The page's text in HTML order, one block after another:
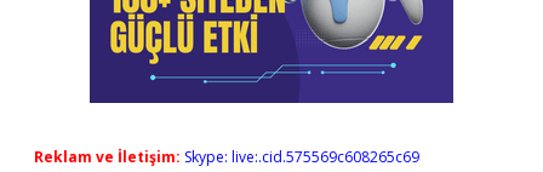
Reklam ve İletişim: Skype: live:.cid.575569c608265c69